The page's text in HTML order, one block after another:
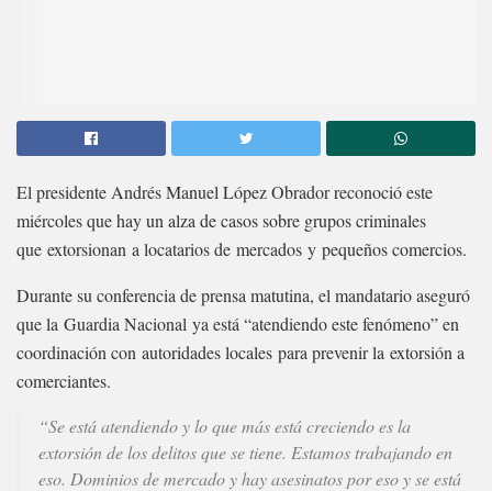
El presidente Andrés Manuel López Obrador reconoció este
miércoles que hay un alza de casos sobre grupos criminales
que extorsionan a locatarios de mercados y pequeños comercios.
Durante su conferencia de prensa matutina, el mandatario aseguró
que la Guardia Nacional ya está “atendiendo este fenómeno” en
coordinación con autoridades locales para prevenir la extorsión a
comerciantes.
“Se está atendiendo y lo que más está creciendo es la
extorsión de los delitos que se tiene. Estamos trabajando en
eso. Dominios de mercado y hay asesinatos por eso y se está